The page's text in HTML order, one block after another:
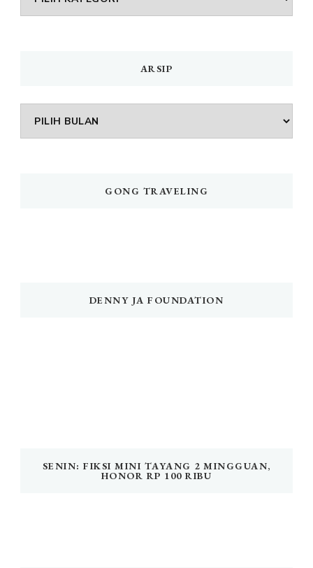
MENU
ARSIP
Arsip
GONG TRAVELING
DENNY JA FOUNDATION
SENIN: FIKSI MINI TAYANG 2 MINGGUAN,
HONOR RP 100 RIBU